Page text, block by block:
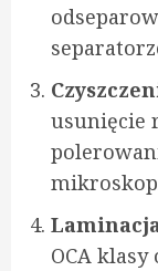
usunięcie
OCA